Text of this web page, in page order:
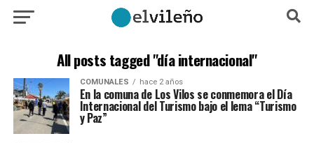
All posts tagged "día internacional"
COMUNALES hace 2 años
En la comuna de Los Vilos se conmemora el Día
Internacional del Turismo bajo el lema “Turismo
y Paz”